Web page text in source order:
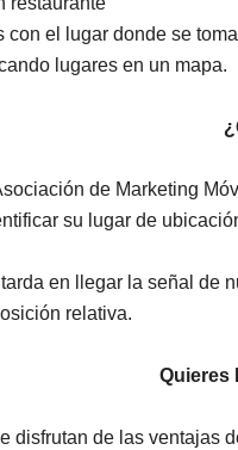
con el lugar donde se
lugares en un mapa.
de Marketing
su lugar de
en llegar la señal de
relativa.
Quieres
disfrutan de las ventajas